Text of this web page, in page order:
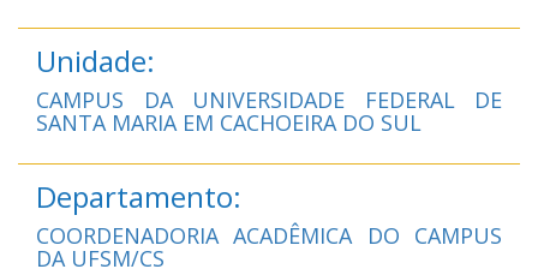
Unidade:
CAMPUS DA UNIVERSIDADE FEDERAL DE
SANTA MARIA EM CACHOEIRA DO SUL
Departamento:
COORDENADORIA ACADÊMICA DO CAMPUS
DA UFSM/CS